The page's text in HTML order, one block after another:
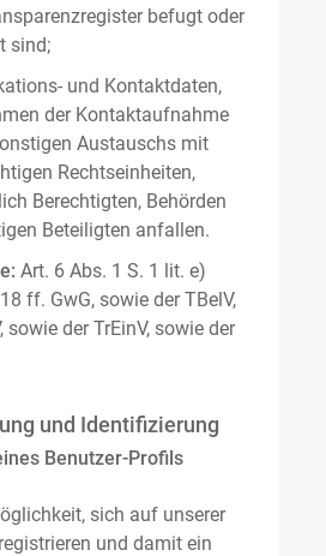
befugt oder
sind;
und Kontaktdaten,
der Kontaktaufnahme
Austauschs mit
Rechtseinheiten,
Berechtigten, Behörden
Beteiligten anfallen.
Art. 6 Abs. 1 S. 1 lit. e)
ff. GwG, sowie der TBelV,
sowie der TrEinV, sowie der
und Identifizierung
Benutzer-Profils
sich auf unserer
und damit ein